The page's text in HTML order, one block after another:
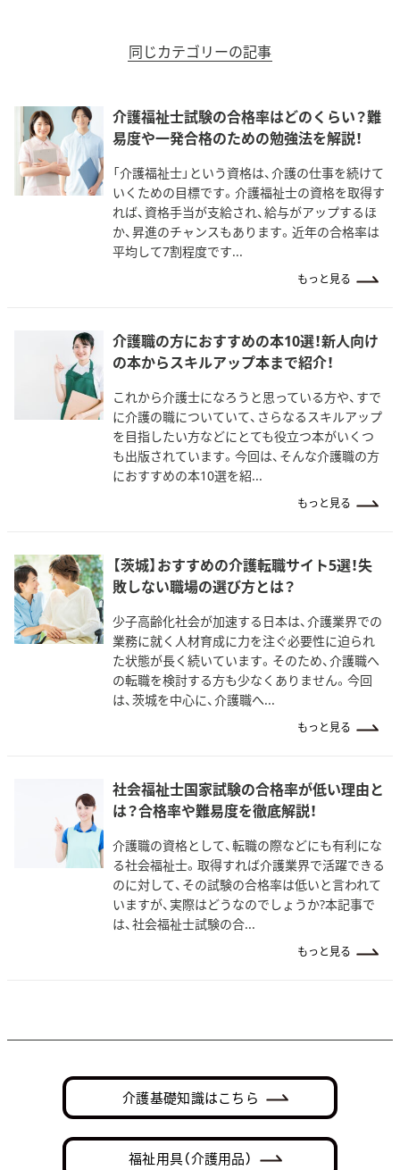
同じカテゴリーの記事
介護福祉士試験の合格率はどのくらい？難
易度や一発合格のための勉強法を解説！
「介護福祉士」という資格は、介護の仕事を続けて
いくための目標です。介護福祉士の資格を取得す
れば、資格手当が支給され、給与がアップするほ
か、昇進のチャンスもあります。近年の合格率は
平均して7割程度です...
もっと見る
介護職の方におすすめの本10選！新人向け
の本からスキルアップ本まで紹介！
これから介護士になろうと思っている方や、すで
に介護の職についていて、さらなるスキルアップ
を目指したい方などにとても役立つ本がいくつ
も出版されています。今回は、そんな介護職の方
におすすめの本10選を紹...
もっと見る
【茨城】おすすめの介護転職サイト5選！失
敗しない職場の選び方とは？
少子高齢化社会が加速する日本は、介護業界での
業務に就く人材育成に力を注ぐ必要性に迫られ
た状態が長く続いています。そのため、介護職へ
の転職を検討する方も少なくありません。今回
は、茨城を中心に、介護職へ...
もっと見る
社会福祉士国家試験の合格率が低い理由と
は？合格率や難易度を徹底解説！
介護職の資格として、転職の際などにも有利にな
る社会福祉士。取得すれば介護業界で活躍できる
のに対して、その試験の合格率は低いと言われて
いますが、実際はどうなのでしょうか?本記事で
は、社会福祉士試験の合...
もっと見る
介護基礎知識はこちら
福祉用具（介護用品）